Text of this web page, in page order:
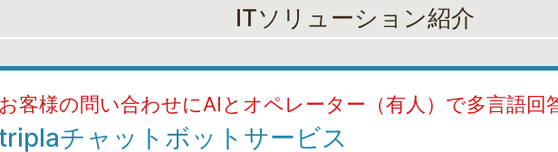
ITソリューション紹介
お客様の問い合わせにAIとオペレーター（有人）で多言語回
チャットボットサービス